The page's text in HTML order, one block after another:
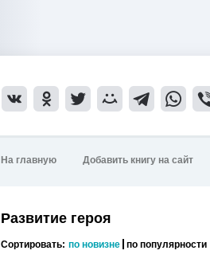
На главную Добавить книгу на сайт
Развитие героя
Сортировать: по новизне по популярности